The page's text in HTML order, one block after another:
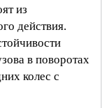
из
действия.
в поворотах
колес с